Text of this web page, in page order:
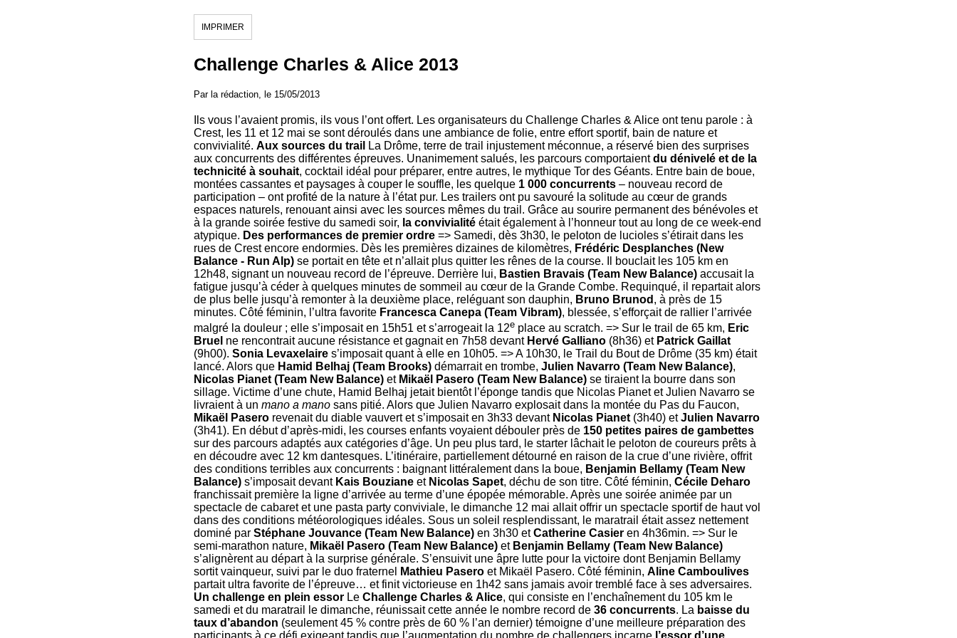
IMPRIMER
Challenge Charles & Alice 2013
Par la rédaction, le 15/05/2013
Ils vous l’avaient promis, ils vous l’ont offert. Les organisateurs du Challenge Charles & Alice ont tenu parole : à
Crest, les 11 et 12 mai se sont déroulés dans une ambiance de folie, entre effort sportif, bain de nature et
convivialité. Aux sources du trail
La Drôme, terre de trail injustement méconnue, a réservé bien des surprises
aux concurrents des différentes épreuves. Unanimement salués, les parcours comportaientdu dénivelé et de la
technicité à souhait, cocktail idéal pour préparer, entre autres, le mythique Tor des Géants. Entre bain de boue,
montées cassantes et paysages à couper le souffle, les quelque 1 000 concurrents – nouveau record de
participation – ont profité de la nature à l’état pur. Les trailers ont pu savouré la solitude au cœur de grands
espaces naturels, renouant ainsi avec les sources mêmes du trail. Grâce au sourire permanent des bénévoles et
à la grande soirée festive du samedi soir, la convivialité était également à l’honneur tout au long de ce week-end
atypique. Des performances de premier ordre => Samedi, dès 3h30, le peloton de lucioles s’étirait dans les
rues de Crest encore endormies. Dès les premières dizaines de kilomètres, Frédéric Desplanches (New
Balance - Run Alp) se portait en tête et n’allait plus quitter les rênes de la course. Il bouclait les 105 km en
12h48, signant un nouveau record de l’épreuve. Derrière lui, Bastien Bravais (Team New Balance) accusait la
fatigue jusqu’à céder à quelques minutes de sommeil au cœur de la Grande Combe. Requinqué, il repartait alors
de plus belle jusqu’à remonter à la deuxième place, reléguant son dauphin, Bruno Brunod , à près de 15
minutes. Côté féminin, l’ultra favorite Francesca Canepa (Team Vibram), blessée, s’efforçait de rallier l’arrivée
malgré la douleur ; elle s’imposait en 15h51 et s’arrogeait la 12e place au scratch. => Sur le trail de 65 km, Eric
Bruel ne rencontrait aucune résistance et gagnait en 7h58 devant Hervé Galliano (8h36) et Patrick Gaillat
(9h00). Sonia Levaxelaire s’imposait quant à elle en 10h05. => A 10h30, le Trail du Bout de Drôme (35 km) était
lancé. Alors que Hamid Belhaj (Team Brooks) démarrait en trombe, Julien Navarro (Team New Balance),
Nicolas Pianet (Team New Balance) et Mikaël Pasero (Team New Balance) se tiraient la bourre dans son
sillage. Victime d’une chute, Hamid Belhaj jetait bientôt l’éponge tandis que Nicolas Pianet et Julien Navarro se
livraient à un mano a mano sans pitié. Alors que Julien Navarro explosait dans la montée du Pas du Faucon,
Mikaël Pasero revenait du diable vauvert et s’imposait en 3h33 devant Nicolas Pianet (3h40) etJulien Navarro
(3h41). En début d’après-midi, les courses enfants voyaient débouler près de 150 petites paires de gambettes
sur des parcours adaptés aux catégories d’âge. Un peu plus tard, le starter lâchait le peloton de coureurs prêts à
en découdre avec 12 km dantesques. L’itinéraire, partiellement détourné en raison de la crue d’une rivière, offrit
des conditions terribles aux concurrents : baignant littéralement dans la boue, Benjamin Bellamy (Team New
Balance) s’imposait devant Kais Bouziane et Nicolas Sapet, déchu de son titre. Côté féminin, Cécile Deharo
franchissait première la ligne d’arrivée au terme d’une épopée mémorable. Après une soirée animée par un
spectacle de cabaret et une pasta party conviviale, le dimanche 12 mai allait offrir un spectacle sportif de haut vol
dans des conditions météorologiques idéales. Sous un soleil resplendissant, le maratrail était assez nettement
dominé par Stéphane Jouvance (Team New Balance) en 3h30 etCatherine Casier en 4h36min. => Sur le
semi-marathon nature, Mikaël Pasero (Team New Balance) et Benjamin Bellamy (Team New Balance)
s’alignèrent au départ à la surprise générale. S’ensuivit une âpre lutte pour la victoire dont Benjamin Bellamy
sortit vainqueur, suivi par le duo fraternel
Mathieu Pasero et Mikaël Pasero. Côté féminin, Aline Camboulives
partait ultra favorite de l’épreuve… et finit victorieuse en 1h42 sans jamais avoir tremblé face à ses adversaires.
Un challenge en plein essor Le Challenge Charles & Alice, qui consiste en l’enchaînement du 105 km le
samedi et du maratrail le dimanche, réunissait cette année le nombre record de 36 concurrents. La baisse du
taux d’abandon (seulement 45 % contre près de 60 % l’an dernier) témoigne d’une meilleure préparation des